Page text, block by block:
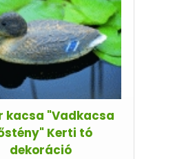
kacsa "Vadkacsa
Kerti tó
dekoráció